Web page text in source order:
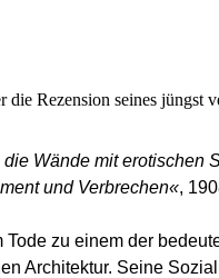
die Rezension seines jüngst
Wände mit erotischen
und Verbrechen«,
zu einem der
Architektur. Seine